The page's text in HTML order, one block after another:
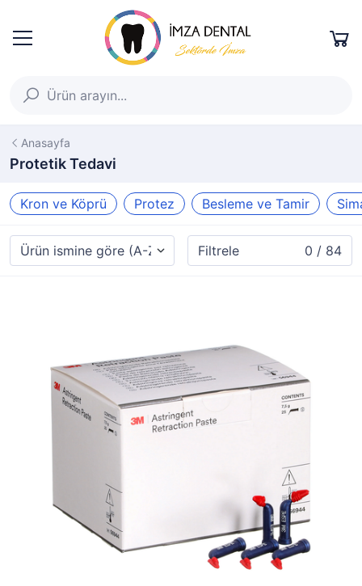
Anasayfa
Protetik Tedavi
Kron ve Köprü Protez Besleme ve Tamir
Filtrele 0 / 84